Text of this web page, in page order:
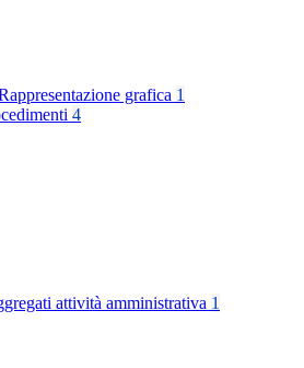
grafica 1
4
attività amministrativa 1